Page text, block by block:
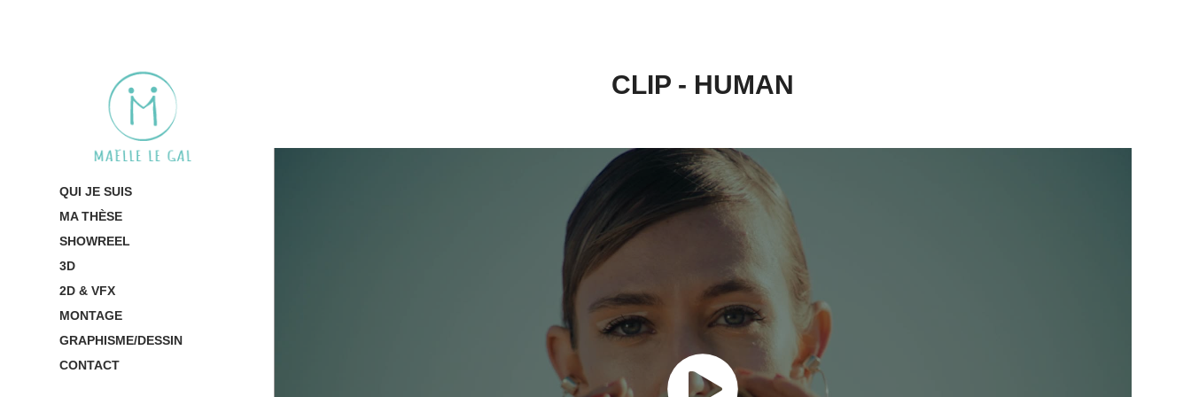
QUI JE SUIS
MA THÈSE
SHOWREEL
3D
2D & VFX
MONTAGE
GRAPHISME/DESSIN
CONTACT
CLIP - HUMAN